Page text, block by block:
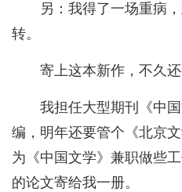
另：我得了一场重病
转。
寄上这本新作，不久还
我担任大型期刊《中
编，明年还要管个《北京
为《中国文学》兼职做些
的论文寄给我一册。